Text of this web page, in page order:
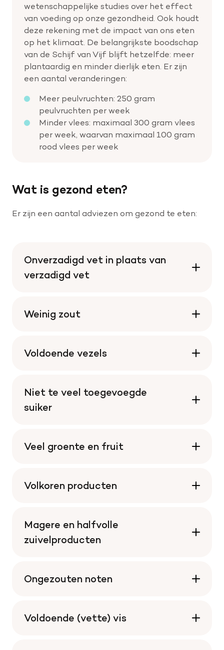
Doneer
wetenschappelijke studies over het effect
van voeding op onze gezondheid. Ook houdt
deze rekening met de impact van ons eten
op het klimaat. De belangrijkste boodschap
van de Schijf van Vijf blijft hetzelfde: meer
plantaardig en minder dierlijk eten. Er zijn
een aantal veranderingen:
Meer peulvruchten: 250 gram
peulvruchten per week
Minder vlees: maximaal 300 gram vlees
per week, waarvan maximaal 100 gram
rood vlees per week
Wat is gezond eten?
Er zijn een aantal adviezen om gezond te eten:
Onverzadigd vet in plaats van
verzadigd vet
Weinig zout
Voldoende vezels
Niet te veel toegevoegde
suiker
Veel groente en fruit
Volkoren producten
Magere en halfvolle
zuivelproducten
Ongezouten noten
Voldoende (vette) vis